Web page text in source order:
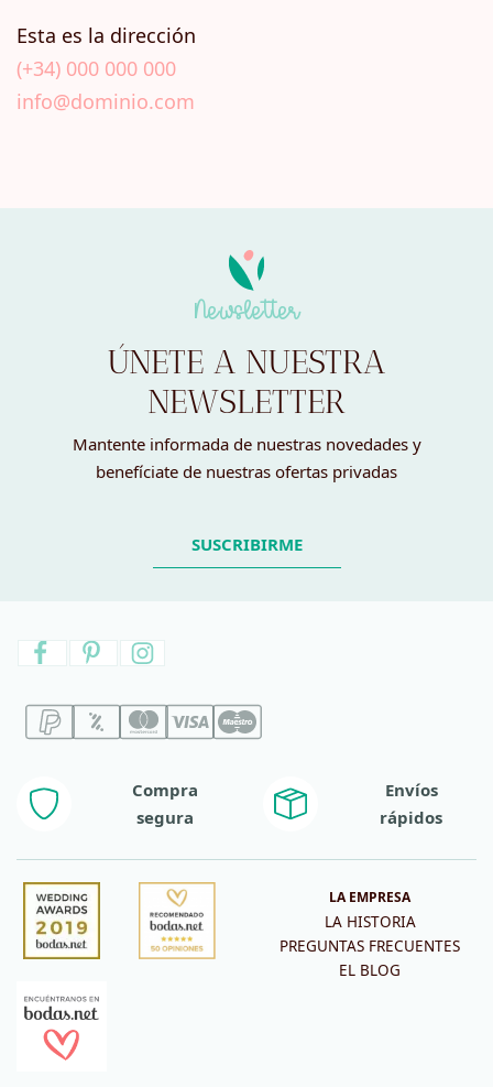
Esta es la dirección
(+34) 000 000 000
info@dominio.com
Newsletter
ÚNETE A NUESTRA
NEWSLETTER
Mantente informada de nuestras novedades y
benefíciate de nuestras ofertas privadas
SUSCRIBIRME
Compra
segura
Envíos
rápidos
LA EMPRESA
LA HISTORIA
PREGUNTAS FRECUENTES
EL BLOG